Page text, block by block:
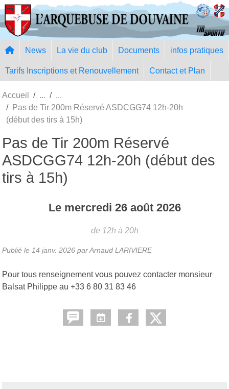
News La vie du club Documents infos pratiques
Tarifs Inscriptions et Renouvellement Contact et Plan
Accueil
Pas de Tir 200m Réservé ASDCGG74 12h-20h
(début des tirs à 15h)
Pas de Tir 200m Réservé
ASDCGG74 12h-20h (début des
tirs à 15h)
Le mercredi 26 août 2026
de 12h à 20h
Publié le 14 janv. 2026 par Arnaud LARIVIERE
Pour tous renseignement vous pouvez contacter monsieur
Balsat Philippe au +33 6 80 31 83 46
Panneau de gestion des cookies